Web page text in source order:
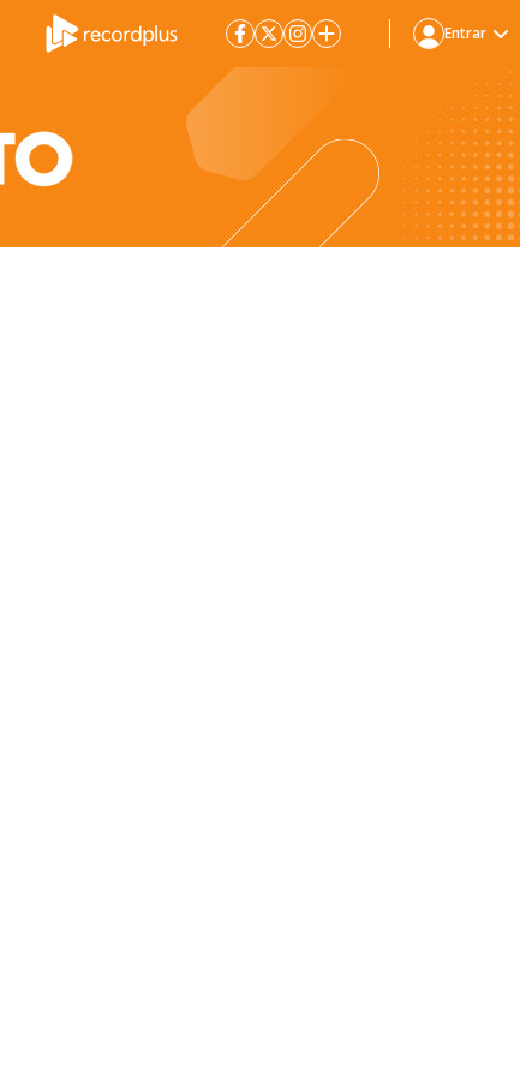
Entrar